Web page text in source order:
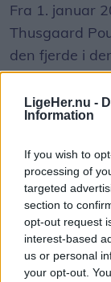
LigeHer.nu -
Information
If you wish to
processing of
targeted
section to
opt-out request
interest-based
us or personal
your opt-out.
Fra 1. januar
Thusgaard
den fjerde i
Janni og
Camping den
årrække været
to sæsoner er
medarbejdere.
Nu har